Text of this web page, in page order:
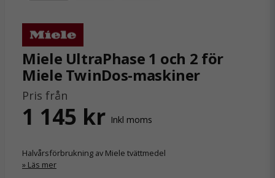
Miele UltraPhase 1 och 2 för
Miele TwinDos-maskiner
Pris från
1 145 kr Inkl moms
Halvårsförbrukning av Miele tvättmedel
Läs mer